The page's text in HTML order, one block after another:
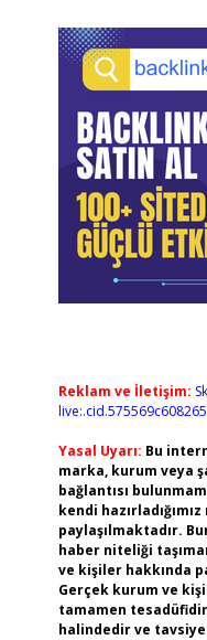
Reklam ve İletişim:
Yasal Uyarı: Bu
marka, kurum veya
bağlantısı
kendi
paylaşılmaktadır.
haber niteliği
ve kişiler hakkında
Gerçek kurum ve
tamamen
halindedir ve